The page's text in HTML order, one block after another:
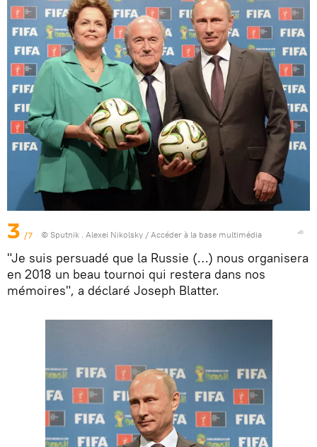
3 /7 © Sputnik . Alexei Nikolsky / Accéder à la base multimédia
"Je suis persuadé que la Russie (…) nous organisera
en 2018 un beau tournoi qui restera dans nos
mémoires", a déclaré Joseph Blatter.